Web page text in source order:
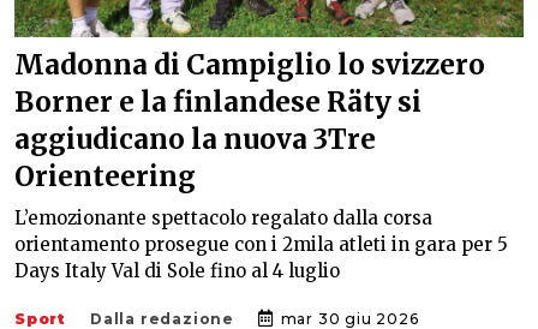
Madonna di Campiglio lo svizzero
Borner e la finlandese Räty si
aggiudicano la nuova 3Tre
Orienteering
L’emozionante spettacolo regalato dalla corsa
orientamento prosegue con i 2mila atleti in gara per 5
Days Italy Val di Sole fino al 4 luglio
Sport Dalla redazione mar 30 giu 2026